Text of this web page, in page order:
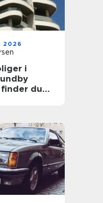
2026
i
du